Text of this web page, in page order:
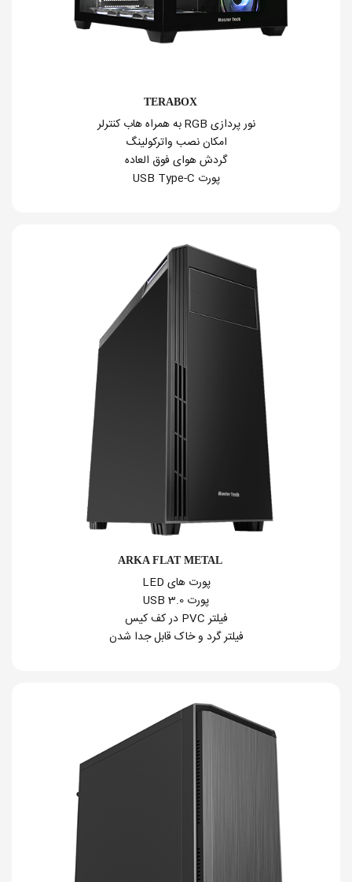
TERABOX
نور پردازی RGB به همراه هاب کنترلر
امکان نصب واترکولینگ
گردش هوای فوق العاده
پورت USB Type-C
ARKA FLAT METAL
پورت های LED
پورت USB 3.0
فیلتر PVC در کف کیس
فیلتر گرد و خاک قابل جدا شدن